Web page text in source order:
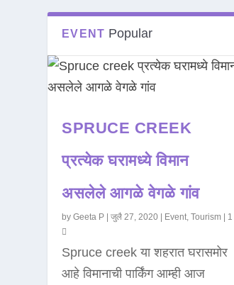
EVENT Popular
SPRUCE CREEK
प्रत्येक घरामध्ये विमान
असलेले आगळे वेगळे गांव
byGeeta P |जुलै 27, 2020 Event,Tourism 1
Spruce creek या शहरात घरासमोर
आहे विमानाची पार्किंग आम्ही आज